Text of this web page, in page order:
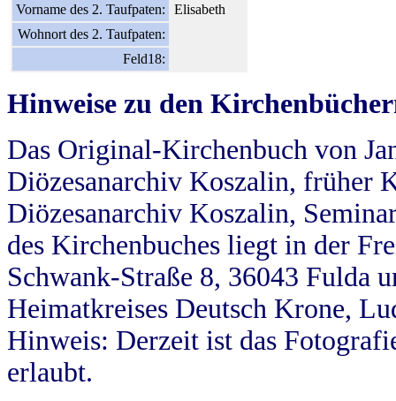
Vorname des 2. Taufpaten:
Elisabeth
Wohnort des 2. Taufpaten:
Feld18:
Hinweise zu den
Das Original-Kirchenbuch von
Diözesanarchiv Koszalin, früher
Diözesanarchiv Koszalin,
des Kirchenbuches liegt in der
Schwank-Straße 8, 36043 Fulda
Heimatkreises Deutsch Krone,
Hinweis: Derzeit ist das
erlaubt.